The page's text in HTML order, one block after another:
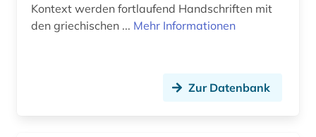
Kontext werden fortlaufend Handschriften mit
den griechischen ... Mehr Informationen
Zur Datenbank